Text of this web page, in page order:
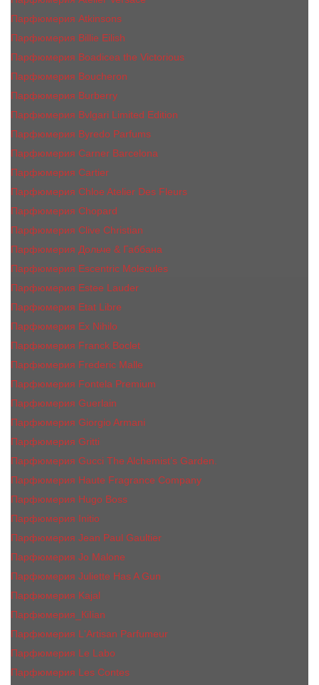
Парфюмерия Atkinsons
Парфюмерия Billie Eilish
Парфюмерия Boadicea the Victorious
Парфюмерия Boucheron
Парфюмерия Burberry
Парфюмерия Bvlgari Limited Edition
Парфюмерия Byredo Parfums
Парфюмерия Carner Barcelona
Парфюмерия Cartier
Парфюмерия Chloe Atelier Des Fleurs
Парфюмерия Сhopard
Парфюмерия Clive Christian
Парфюмерия Дольче & Габбана
Парфюмерия Escentric Molecules
Парфюмерия Estee Lаudеr
Парфюмерия Etat Libre
Парфюмерия Ex Nihilo
Парфюмерия Franck Boclet
Парфюмерия Frеderic Mаlle
Парфюмерия Fontela Premium
Парфюмерия Guerlain
Парфюмерия Giorgio Armani
Парфюмерия Gritti
Парфюмерия Gucci The Alchemist’s Garden.
Парфюмерия Haute Fragrance Company
Парфюмерия Hugo Boss
Парфюмерия Initio
Парфюмерия Jean Paul Gaultier
Парфюмерия Jо Malоnе
Парфюмерия Juliette Has A Gun
Парфюмерия Kajal
Парфюмерия_КiIiаn
Парфюмерия L'Artisan Parfumeur
Парфюмерия Le Labo
Парфюмерия Les Contes